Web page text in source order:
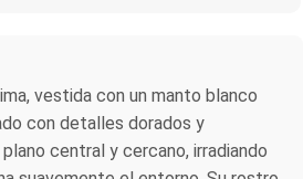
vestida con un manto blanco
con detalles dorados y
central y cercano, irradiando